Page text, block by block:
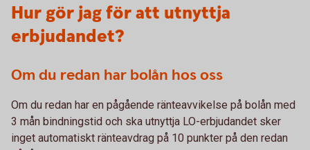
Hur gör jag för att utnyttja
erbjudandet?
Om du redan har bolån hos oss
Om du redan har en pågående ränteavvikelse på bolån med
3 mån bindningstid och ska utnyttja LO-erbjudandet sker
inget automatiskt ränteavdrag på 10 punkter på den redan